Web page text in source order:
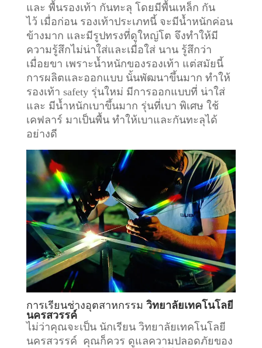
และ พื้นรองเท้า กันทะลุ โดยมีพื้นเหล็ก กัน
ไว้ เมื่อก่อน รองเท้าประเภทนี้ จะมีน้ำหนักค่อน
ข้างมาก และมีรูปทรงที่ดูใหญ่โต จึงทำให้มี
ความรู้สึกไม่น่าใส่และเมื่อใส่ นาน รู้สึกว่า
เมื่อยขา เพราะน้ำหนักของรองเท้า แต่สมัยนี้
การผลิตและออกแบบ นั้นพัฒนาขึ้นมาก ทำให้
รองเท้า safety รุ่นใหม่ มีการออกแบบที่ น่าใส่
และ มีน้ำหนักเบาขึ้นมาก รุ่นที่เบา พิเศษ ใช้
เคฟลาร์ มาเป็นพื้น ทำให้เบาและกันทะลุได้
อย่างดี
การเรียนช่างอุตสาหกรรม วิทยาลัยเทคโนโลยี
นครสวรรค์
ไม่ว่าคุณจะเป็น นักเรียน วิทยาลัยเทคโนโลยี
นครสวรรค์ คุณก็ควร ดูแลความปลอดภัยของ